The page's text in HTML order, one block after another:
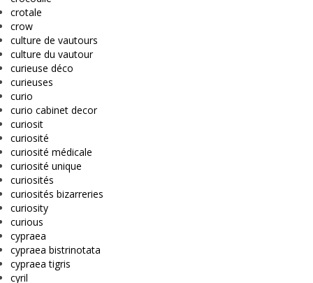
crotale
crow
culture de vautours
culture du vautour
curieuse déco
curieuses
curio
curio cabinet decor
curiosit
curiosité
curiosité médicale
curiosité unique
curiosités
curiosités bizarreries
curiosity
curious
cypraea
cypraea bistrinotata
cypraea tigris
cyril